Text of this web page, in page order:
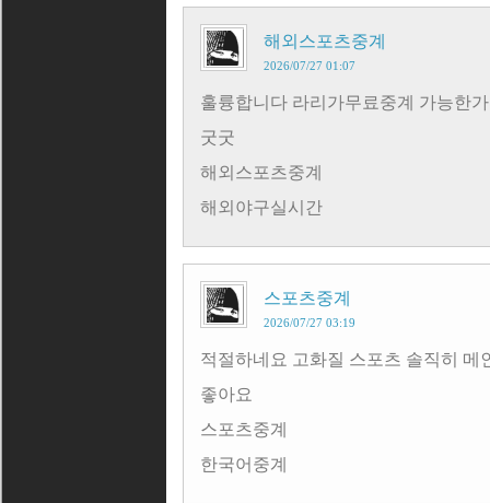
해외스포츠중계
2026/07/27 01:07
훌륭합니다 라리가무료중계 가능한
굿굿
해외스포츠중계
해외야구실시간
스포츠중계
2026/07/27 03:19
적절하네요 고화질 스포츠 솔직히 메
좋아요
스포츠중계
한국어중계